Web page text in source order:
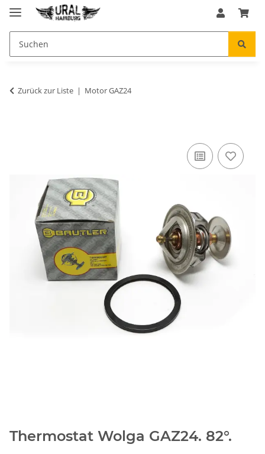
Zurück zur Liste Motor GAZ24
Thermostat Wolga GAZ24. 82°.